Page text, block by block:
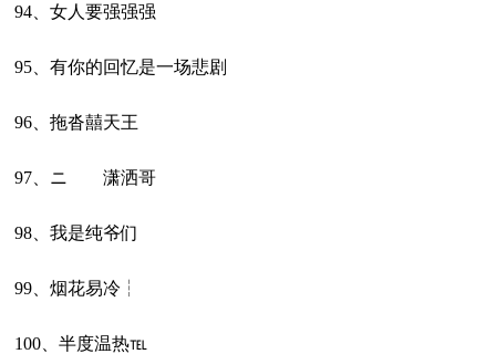
94、女人要强强强
95、有你的回忆是一场悲剧
96、拖沓囍天王
97、ニ 潇洒哥
98、我是纯爷们
99、烟花易冷┆
100、半度温热℡